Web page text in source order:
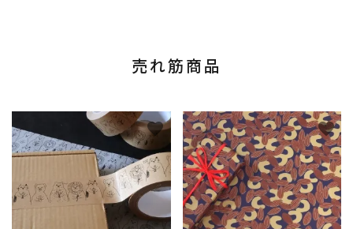
売れ筋商品
favorite favorite